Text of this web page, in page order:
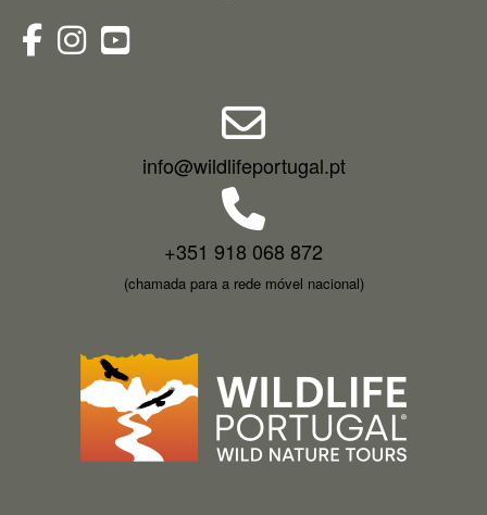
info@wildlifeportugal.pt
+351 918 068 872
(chamada para a rede móvel nacional)